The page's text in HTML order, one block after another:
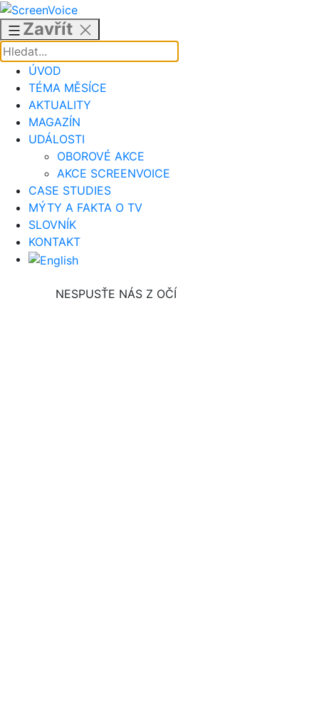
Přejít
obsahu
Zavřít
ÚVOD
TÉMA MĚSÍCE
AKTUALITY
MAGAZÍN
UDÁLOSTI
OBOROVÉ AKCE
AKCE SCREENVOICE
CASE STUDIES
MÝTY A FAKTA O TV
SLOVNÍK
KONTAKT
NESPUSŤE NÁS Z OČÍ